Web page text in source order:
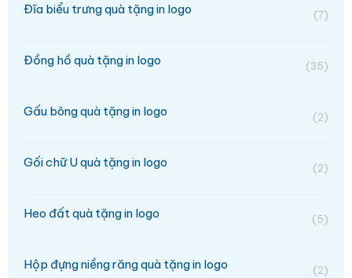
Đĩa biểu trưng quà tặng in logo (7)
Đồng hồ quà tặng in logo (35)
Gấu bông quà tặng in logo (2)
Gối chữ U quà tặng in logo (2)
Heo đất quà tặng in logo (5)
Hộp đựng niềng răng quà tặng in logo (2)